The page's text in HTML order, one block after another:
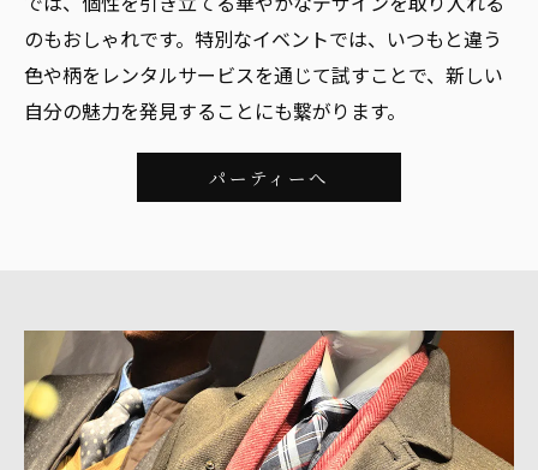
のもおしゃれです。特別なイベントでは、いつもと違う
色や柄をレンタルサービスを通じて試すことで、新しい
自分の魅力を発見することにも繋がります。
パーティーへ